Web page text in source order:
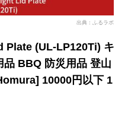
出典：ふるラボ
(UL-LP120Ti) キ
品 BBQ 防災用品 登山
10000円以下 1